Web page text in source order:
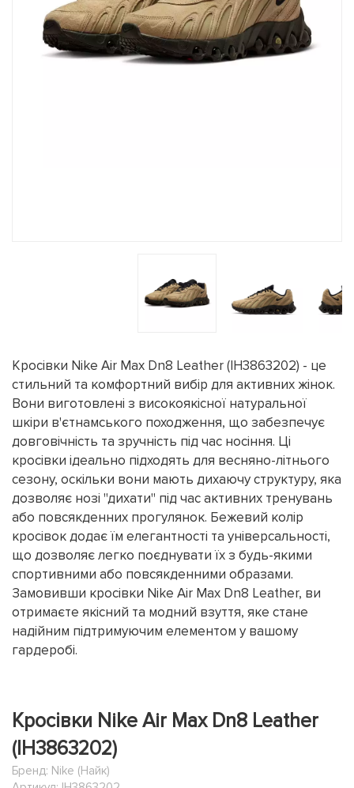
Кросівки Nike Air Max Dn8 Leather (IH3863202) - це
стильний та комфортний вибір для активних жінок.
Вони виготовлені з високоякісної натуральної
шкіри в'єтнамського походження, що забезпечує
довговічність та зручність під час носіння. Ці
кросівки ідеально підходять для весняно-літнього
сезону, оскільки вони мають дихаючу структуру, яка
дозволяє нозі "дихати" під час активних тренувань
або повсякденних прогулянок. Бежевий колір
кросівок додає їм елегантності та універсальності,
що дозволяє легко поєднувати їх з будь-якими
спортивними або повсякденними образами.
Замовивши кросівки Nike Air Max Dn8 Leather, ви
отримаєте якісний та модний взуття, яке стане
надійним підтримуючим елементом у вашому
гардеробі.
Кросівки Nike Air Max Dn8 Leather
(IH3863202)
Бренд: Nike (Найк)